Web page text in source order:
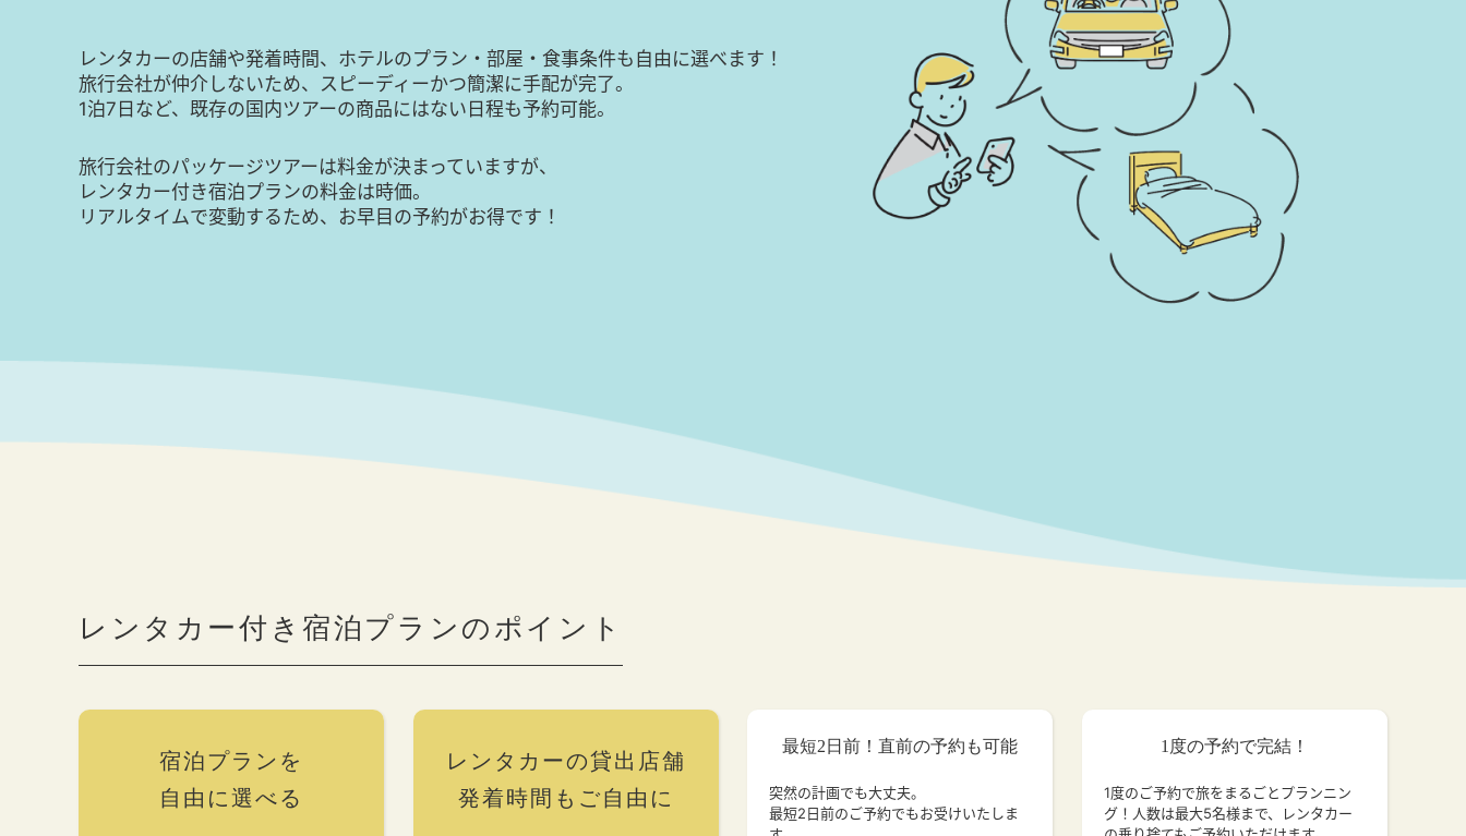
レンタカーの店舗や発着時間、ホテルのプラン・部屋・食事条件も自由に選べます！
旅行会社が仲介しないため、スピーディーかつ簡潔に手配が完了。
1泊7日など、既存の国内ツアーの商品にはない日程も予約可能。
旅行会社のパッケージツアーは料金が決まっていますが、
レンタカー付き宿泊プランの料金は時価。
リアルタイムで変動するため、お早目の予約がお得です！
レンタカー付き宿泊プランのポイント
宿泊プランを
自由に選べる
レンタカーの貸出店舗
発着時間もご自由に
最短2日前！直前の予約も可能
突然の計画でも大丈夫。
最短2日前のご予約でもお受けいたしま
1度の予約で完結！
1度のご予約で旅をまるごとプランニン
グ！人数は最大5名様まで、レンタカー